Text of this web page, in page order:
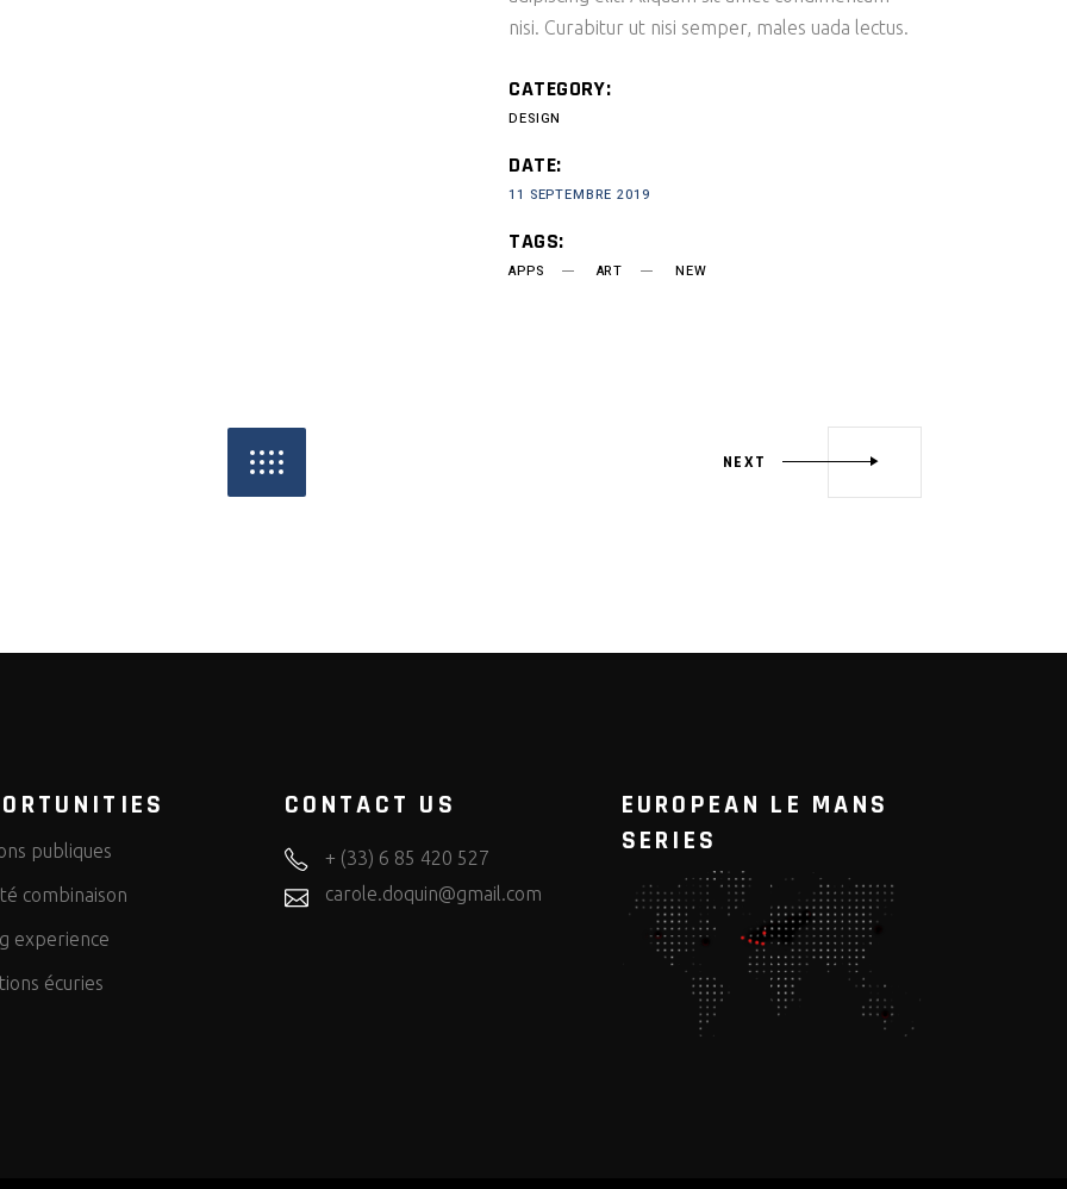
nisi. Curabitur ut nisi semper, males uada lectus.
CATEGORY:
DESIGN
DATE:
11 SEPTEMBRE 2019
TAGS:
APPS ART NEW
NEXT
publiques
combinaison
experience
écuries
CONTACT US
+ (33) 6 85 420 527
carole.doquin@gmail.com
EUROPEAN LE MANS
SERIES